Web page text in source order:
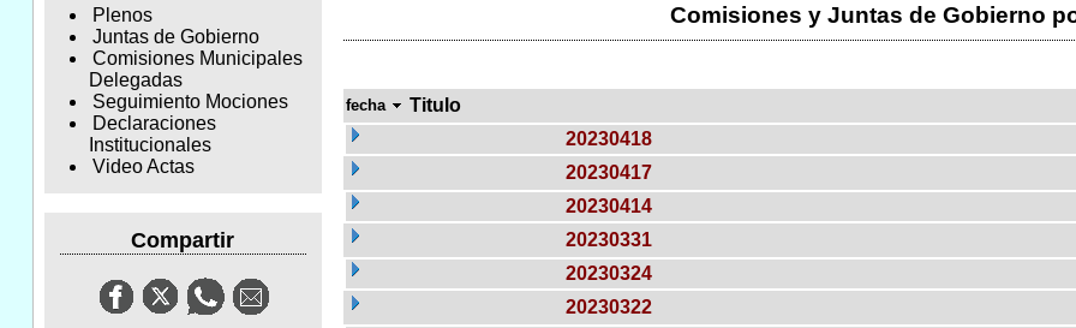
Plenos
Juntas de Gobierno
Comisiones Municipales
Delegadas
Seguimiento Mociones
Declaraciones
Institucionales
Video Actas
Compartir
Comisiones y Juntas de Gobierno
fecha Titulo
20230418
20230417
20230414
20230331
20230324
20230322